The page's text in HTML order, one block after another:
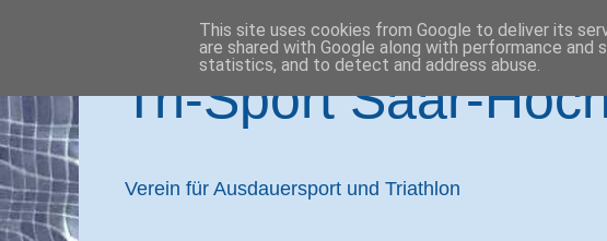
Tri-Sport Saar-
Verein für Ausdauersport und Triathlon
This site uses cookies from Google to deliver its
are shared with Google along with performance
statistics, and to detect and address abuse.